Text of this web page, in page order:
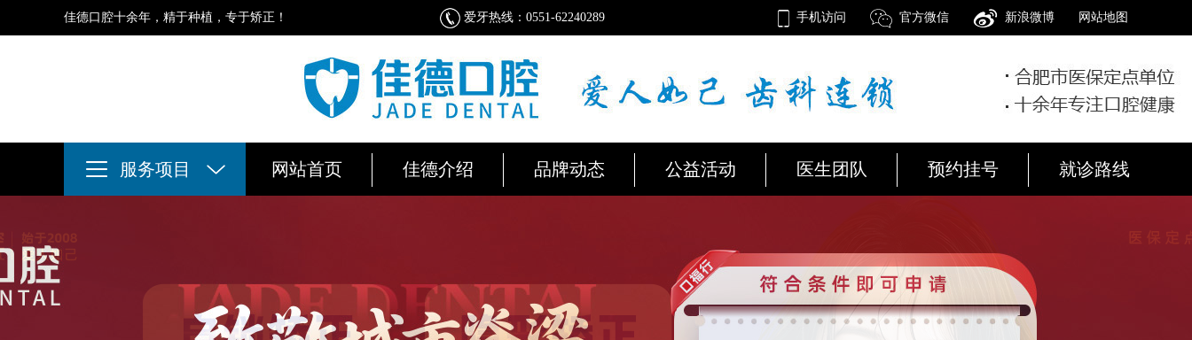
佳德口腔十余年，精于种植，专于矫正！ 爱牙热线：0551-62240289 手机访问 官方微信 新浪微博 网站地图
服务项目 网站首页 佳德介绍 品牌动态 公益活动 医生团队 预约挂号 就诊路线